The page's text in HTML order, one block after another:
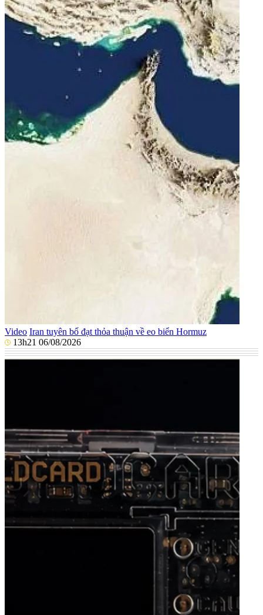
Video Iran tuyên bố đạt thỏa thuận về eo biển Hormuz
13h21 06/08/2026